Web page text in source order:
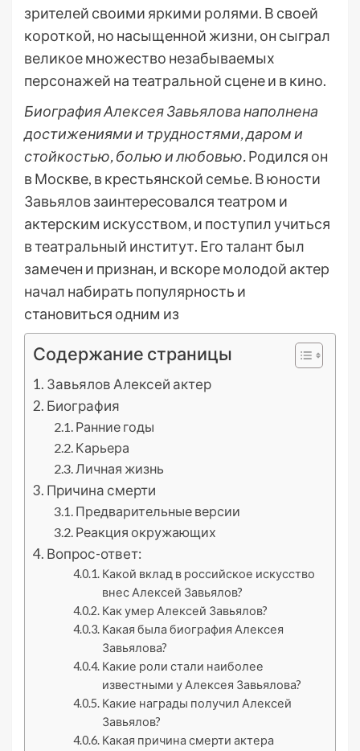
зрителей своими яркими ролями. В своей
короткой, но насыщенной жизни, он сыграл
великое множество незабываемых
персонажей на театральной сцене и в кино.
Биография Алексея Завьялова наполнена
достижениями и трудностями, даром и
стойкостью, болью и любовью.Родился он
в Москве, в крестьянской семье. В юности
Завьялов заинтересовался театром и
актерским искусством, и поступил учиться
в театральный институт. Его талант был
замечен и признан, и вскоре молодой актер
начал набирать популярность и
становиться одним из
Содержание страницы
Завьялов Алексей актер
Биография
Ранние годы
Карьера
Личная жизнь
Причина смерти
Предварительные версии
Реакция окружающих
Вопрос-ответ:
Какой вклад в российское искусство
внес Алексей Завьялов?
Как умер Алексей Завьялов?
Какая была биография Алексея
Завьялова?
Какие роли стали наиболее
известными у Алексея Завьялова?
Какие награды получил Алексей
Завьялов?
Какая причина смерти актера